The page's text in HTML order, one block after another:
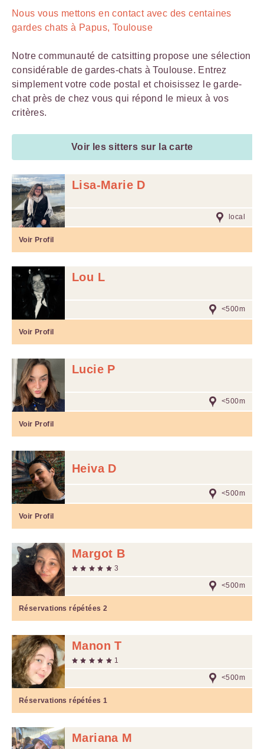
Nous vous mettons en contact avec des centaines
gardes chats à Papus, Toulouse
Notre communauté de catsitting propose une sélection
considérable de gardes-chats à Toulouse. Entrez
simplement votre code postal et choisissez le garde-
chat près de chez vous qui répond le mieux à vos
critères.
Voir les sitters sur la carte
Lisa-Marie D
local
Voir Profil
Lou L
<500m
Voir Profil
Lucie P
<500m
Voir Profil
Heiva D
<500m
Voir Profil
Margot B
3
<500m
Réservations répétées 2
Manon T
1
<500m
Réservations répétées 1
Mariana M